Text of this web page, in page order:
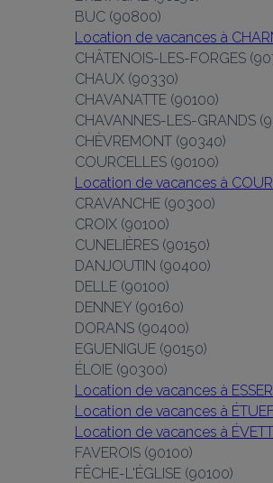
BUC (90800)
Location de vacances à
CHÂTENOIS-LES-FORGES
CHAUX (90330)
CHAVANATTE (90100)
CHAVANNES-LES-GRANDS
CHÈVREMONT (90340)
COURCELLES (90100)
Location de vacances à
CRAVANCHE (90300)
CROIX (90100)
CUNELIÈRES (90150)
DANJOUTIN (90400)
DELLE (90100)
DENNEY (90160)
DORANS (90400)
EGUENIGUE (90150)
ÉLOIE (90300)
Location de vacances à
Location de vacances à
Location de vacances à
FAVEROIS (90100)
FÊCHE-L'ÉGLISE (90100)